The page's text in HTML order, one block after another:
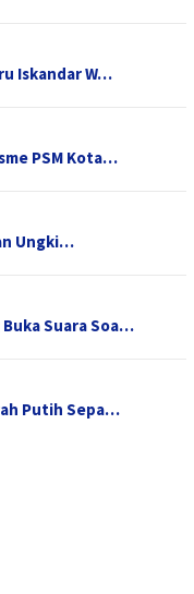
Iskandar W…
PSM Kota…
Ungki…
Suara Soa…
Putih Sepa…